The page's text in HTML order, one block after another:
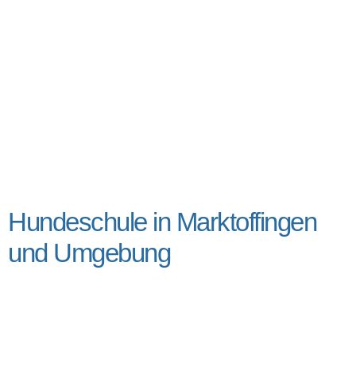
Hundeschule in Marktoffingen
und Umgebung